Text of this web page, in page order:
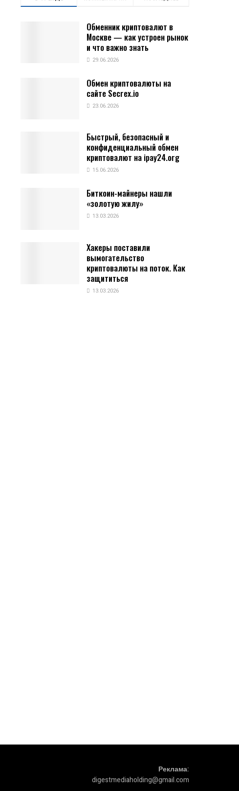
Обменник криптовалют в
Москве — как устроен рынок
и что важно знать
29.06.2026
Обмен криптовалюты на
сайте Secrex.io
23.06.2026
Быстрый, безопасный и
конфиденциальный обмен
криптовалют на ipay24.org
15.06.2026
Биткоин-майнеры нашли
«золотую жилу»
13.03.2026
Хакеры поставили
вымогательство
криптовалюты на поток. Как
защититься
13.03.2026
Реклама:
digestmediaholding@gmail.com